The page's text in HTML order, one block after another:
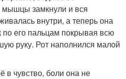
замкнули и вся
внутри, а теперь она
по его пальцам покрывая всю
руку. Рот наполнился малой
в чувство, боли она не